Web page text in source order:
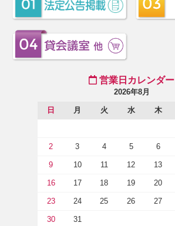
営業日カレンダー
2026年8月
日 月 火 水 木
2 3 4 5 6
9 10 11 12 13
16 17 18 19 20
23 24 25 26 27
30 31